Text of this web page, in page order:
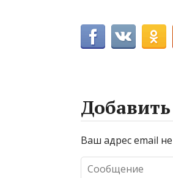
Ваш адрес email